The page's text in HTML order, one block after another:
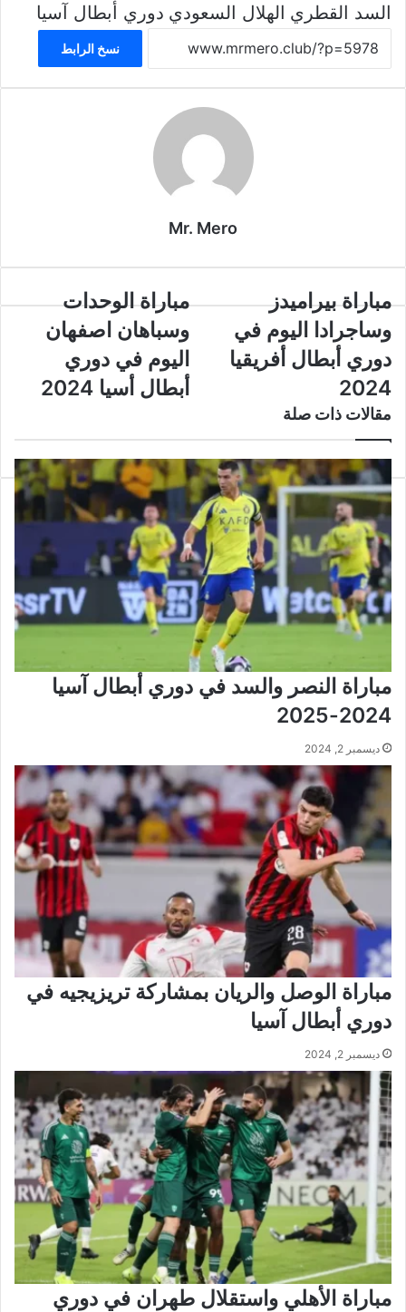
السد القطري الهلال السعودي دوري أبطال آسيا
نسخ الرابط
Mr. Mero
مباراة
بيراميدز
وساجرادا
في
دوري
أبطال
2024
مباراة بيراميدز
وساجرادا اليوم في
دوري أبطال أفريقيا
2024
مباراة
الوحدات
وسباهان
اصفهان
اليوم
في
2024
مباراة الوحدات
وسباهان اصفهان
اليوم في دوري
أبطال أسيا 2024
مقالات ذات صلة
مباراة النصر والسد في دوري أبطال آسيا
2024-2025
ديسمبر 2, 2024
مباراة الوصل والريان بمشاركة تريزيجيه في
دوري أبطال آسيا
ديسمبر 2, 2024
مباراة الأهلي واستقلال طهران في دوري